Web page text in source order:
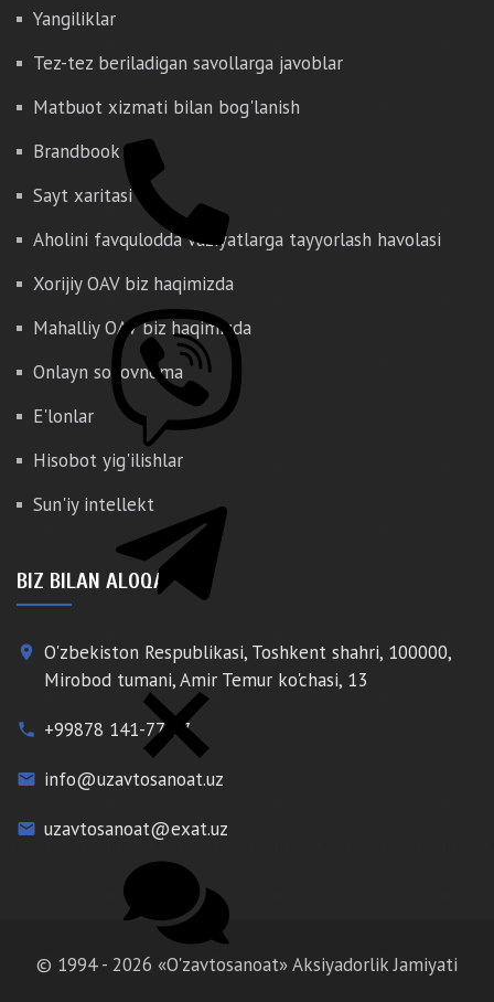
Yangiliklar
Tez-tez beriladigan savollarga javoblar
Matbuot xizmati bilan bog'lanish
Brandbook
Sayt xaritasi
Aholini favqulodda vaziyatlarga tayyorlash havolasi
Xorijiy OAV biz haqimizda
Mahalliy OAV biz haqimizda
Onlayn so'rovnoma
E'lonlar
Hisobot yig'ilishlar
Sun'iy intellekt
BIZ BILAN ALOQA
place O'zbekiston Respublikasi, Toshkent shahri, 100000,
Mirobod tumani, Amir Temur ko'chasi, 13
phone +99878 141-77-77
email info@uzavtosanoat.uz
email uzavtosanoat@exat.uz
© 1994 - 2026 «O'zavtosanoat» Aksiyadorlik Jamiyati